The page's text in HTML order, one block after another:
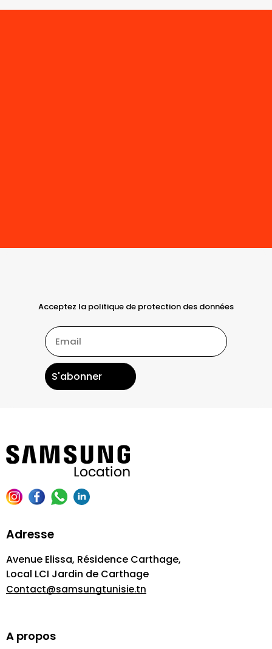
Acceptez la politique de protection des données
Adresse
Avenue Elissa, Résidence Carthage,
Local LCI Jardin de Carthage
Contact@samsungtunisie.tn
A propos